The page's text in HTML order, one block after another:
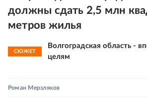
должны сдать 2,5 млн
метров жилья
СЮЖЕТ
Волгоградская область -
целям
Роман Мерзляков